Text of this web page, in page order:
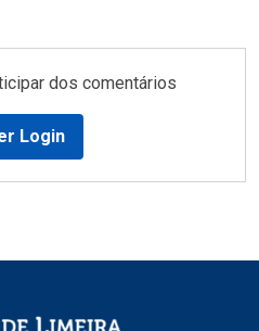
dos comentários
Login